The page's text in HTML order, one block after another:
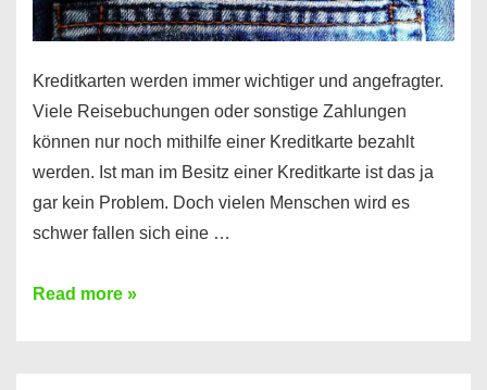
Kreditkarten werden immer wichtiger und angefragter.
Viele Reisebuchungen oder sonstige Zahlungen
können nur noch mithilfe einer Kreditkarte bezahlt
werden. Ist man im Besitz einer Kreditkarte ist das ja
gar kein Problem. Doch vielen Menschen wird es
schwer fallen sich eine …
Kreditkarte
Read more »